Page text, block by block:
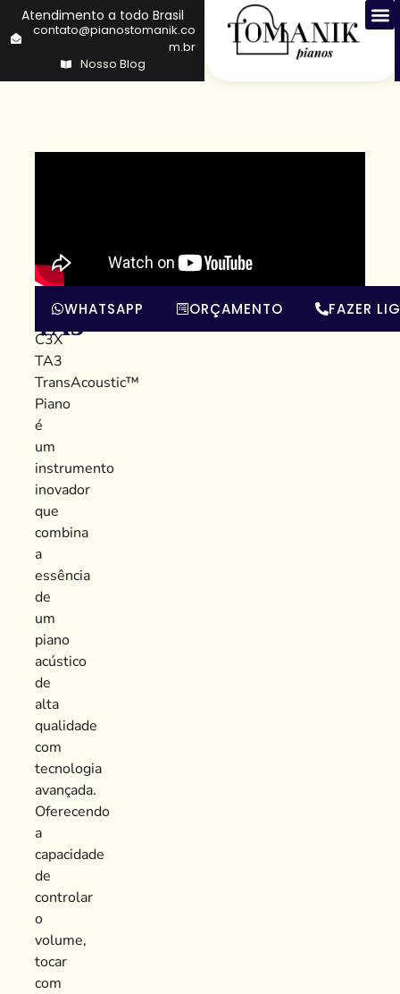
Atendimento a todo Brasil
contato@pianostomanik.co
m.br
Nosso Blog
C3X
TA3
Yamaha
C3X
TA3
TransAcoustic™
Piano
é
um
instrumento
inovador
que
combina
a
essência
de
um
piano
acústico
de
alta
qualidade
com
tecnologia
avançada.
Oferecendo
a
capacidade
de
controlar
o
volume,
tocar
com
WHATSAPP ORÇAMENTO FAZER